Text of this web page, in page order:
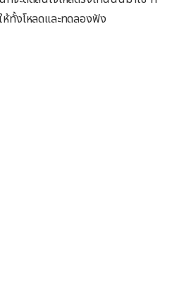
ห้ทั้งโหลดและทดลองฟัง